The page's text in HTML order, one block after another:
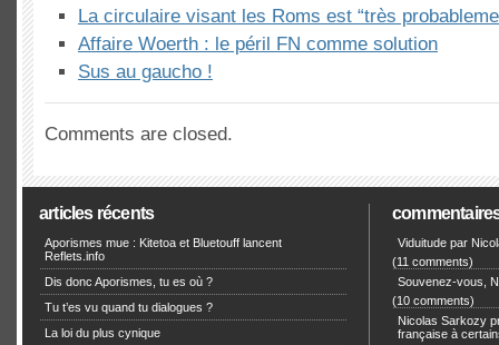
La circulaire visant les Roms est “très
Affaire Woerth : le péril FN comme solution
Sus au gaucho !
Comments are closed.
articles récents
Aporismes mue : Kitetoa et Bluetouff lancent
Reflets.info
Dis donc Aporismes, tu es où ?
Tu t’es vu quand tu dialogues ?
La loi du plus cynique
Viduitude par
(11 comments)
Souvenez-vous,
(10 comments)
Nicolas Sarkozy
française à